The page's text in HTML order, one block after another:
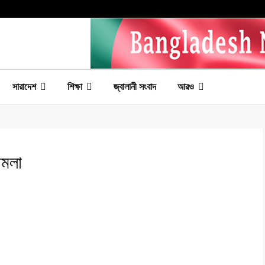
সারাদেশ শিক্ষা জ্বালানী সংবাদ আরও